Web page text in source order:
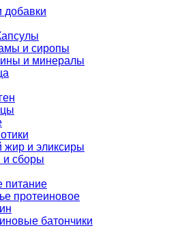
добавки
и сиропы
и минералы
жир и эликсиры
и сборы
питание
протеиновое
батончики